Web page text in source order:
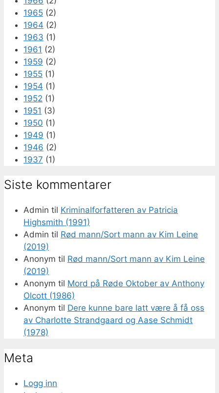
1965 (2)
1964 (2)
1963 (1)
1961 (2)
1959 (2)
1955 (1)
1954 (1)
1952 (1)
1951 (3)
1950 (1)
1949 (1)
1946 (2)
1937 (1)
Siste kommentarer
Admin til Kriminalforfatteren av Patricia
Highsmith (1991)
Admin til Rød mann/Sort mann av Kim Leine
(2019)
Anonym til Rød mann/Sort mann av Kim Leine
(2019)
Anonym til Mord på Røde Oktober av Anthony
Olcott (1986)
Anonym til Dere kunne bare latt være å få oss
av Charlotte Strandgaard og Aase Schmidt
(1978)
Meta
Logg inn